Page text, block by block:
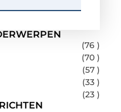
(76 )
(70 )
(57 )
(33 )
(23 )